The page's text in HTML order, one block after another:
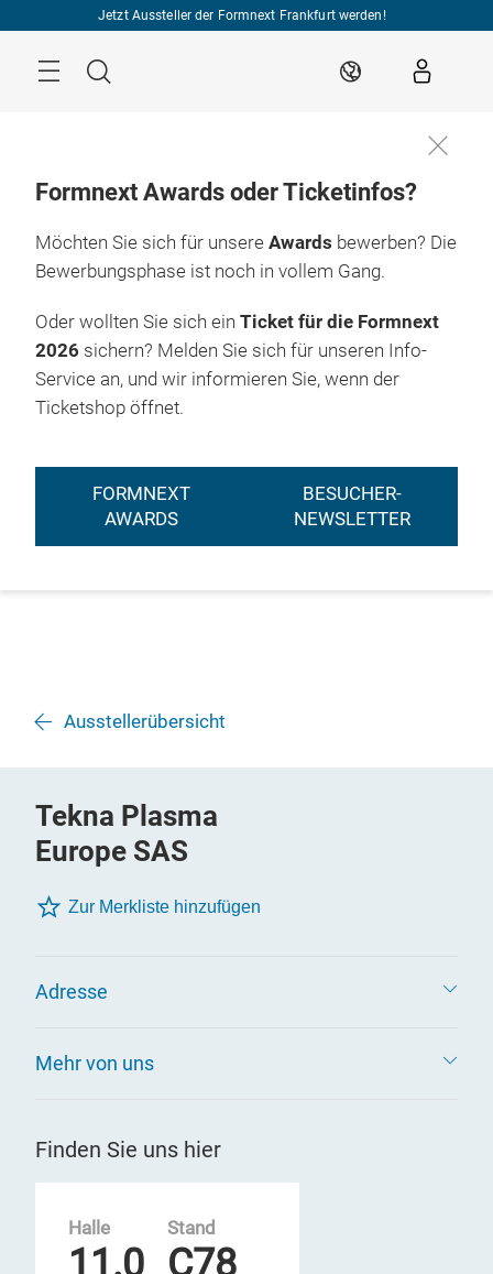
Jetzt Aussteller der Formnext Frankfurt werden!
Suche DE
Formnext Awards oder Ticketinfos?
Möchten Sie sich für unsere Awards bewerben? Die
Bewerbungsphase ist noch in vollem Gang.
Oder wollten Sie sich ein Ticket für die Formnext
2026 sichern? Melden Sie sich für unseren Info-
Service an, und wir informieren Sie, wenn der
Ticketshop öffnet.
FORMNEXT
AWARDS
BESUCHER-
NEWSLETTER
Ausstellerübersicht
Tekna Plasma
Europe SAS
Zur Merkliste hinzufügen
Adresse
Mehr von uns
Finden Sie uns hier
Halle
11.0
Stand
C78